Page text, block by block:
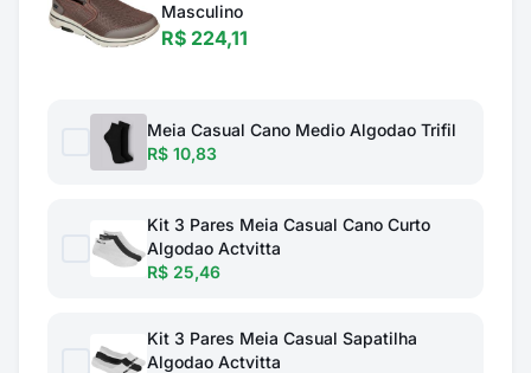
Masculino
R$ 224,11
Meia Casual Cano Medio Algodao Trifil
R$ 10,83
Kit 3 Pares Meia Casual Cano Curto
Algodao Actvitta
R$ 25,46
Kit 3 Pares Meia Casual Sapatilha
Algodao Actvitta